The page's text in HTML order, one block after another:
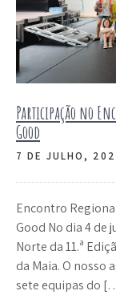
Participação no
Good
7 DE JULHO,
Encontro
Good No dia 4 de
Norte da 11.ª
da Maia. O
sete equipas do